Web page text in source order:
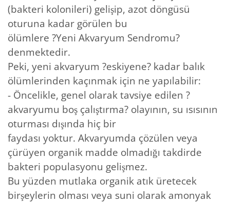
(bakteri kolonileri) gelişip, azot döngüsü
oturuna kadar görülen bu
ölümlere ?Yeni Akvaryum Sendromu?
denmektedir.
Peki, yeni akvaryum ?eskiyene? kadar balık
ölümlerinden kaçınmak için ne yapılabilir:
- Öncelikle, genel olarak tavsiye edilen ?
akvaryumu boş çalıştırma? olayının, su ısısının
oturması dışında hiç bir
faydası yoktur. Akvaryumda çözülen veya
çürüyen organik madde olmadığı takdirde
bakteri populasyonu gelişmez.
Bu yüzden mutlaka organik atık üretecek
birşeylerin olması veya suni olarak amonyak